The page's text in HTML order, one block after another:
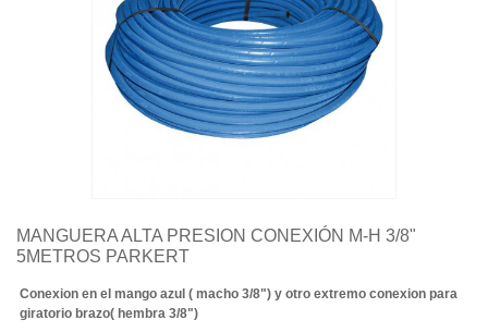
MANGUERA ALTA PRESION CONEXIÓN M-H 3/8"
5METROS PARKERT
Conexion en el mango azul ( macho 3/8") y otro extremo conexion para
giratorio brazo( hembra 3/8")